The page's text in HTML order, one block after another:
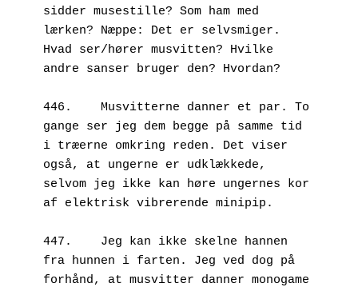
sidder musestille? Som ham med
lærken? Næppe: Det er selvsmiger.
Hvad ser/hører musvitten? Hvilke
andre sanser bruger den? Hvordan?
446.	Musvitterne danner et par. To
gange ser jeg dem begge på samme tid
i træerne omkring reden. Det viser
også, at ungerne er udklækkede,
selvom jeg ikke kan høre ungernes kor
af elektrisk vibrerende minipip.
447.	Jeg kan ikke skelne hannen
fra hunnen i farten. Jeg ved dog på
forhånd, at musvitter danner monogame